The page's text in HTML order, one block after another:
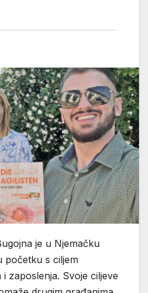
je u Njemačku
početku s ciljem
zaposlenja. Svoje ciljeve